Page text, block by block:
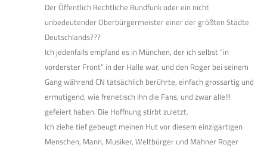
Der Öffentlich Rechtliche Rundfunk oder ein nicht
unbedeutender Oberbürgermeister einer der größten Städte
Deutschlands???
Ich jedenfalls empfand es in München, der ich selbst “in
vorderster Front” in der Halle war, und den Roger bei seinem
Gang während CN tatsächlich berührte, einfach grossartig und
ermutigend, wie frenetisch ihn die Fans, und zwar alle!!!
gefeiert haben. Die Hoffnung stirbt zuletzt.
Ich ziehe tief gebeugt meinen Hut vor diesem einzigartigen
Menschen, Mann, Musiker, Weltbürger und Mahner Roger